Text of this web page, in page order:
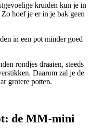
kruiden kun je in
hoef je er in je bak geen
in een pot minder goed
rondjes draaien, steeds
Daarom zal je de
grotere potten.
de MM-mini